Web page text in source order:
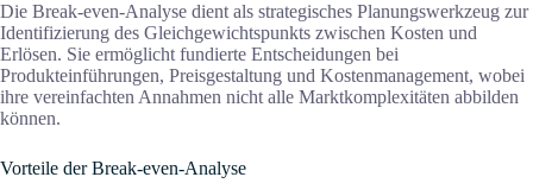
Die Break-even-Analyse dient als strategisches Planungswerkzeug zur
Identifizierung des Gleichgewichtspunkts zwischen Kosten und
Erlösen. Sie ermöglicht fundierte Entscheidungen bei
Produkteinführungen, Preisgestaltung und Kostenmanagement, wobei
ihre vereinfachten Annahmen nicht alle Marktkomplexitäten abbilden
können.
Vorteile der Break-even-Analyse